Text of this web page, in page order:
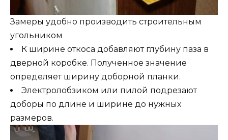
Замеры удобно производить строительным
угольником
К ширине откоса добавляют глубину паза в
дверной коробке. Полученное значение
определяет ширину доборной планки.
Электролобзиком или пилой подрезают
доборы по длине и ширине до нужных
размеров.